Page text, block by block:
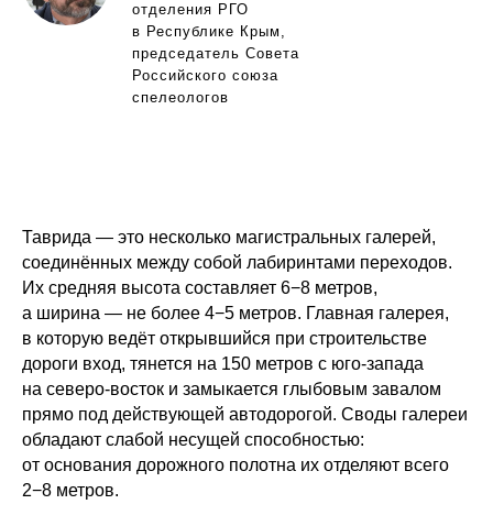
отделения РГО
в Республике Крым,
председатель Совета
Российского союза
спелеологов
Таврида — это несколько магистральных галерей,
соединённых между собой лабиринтами переходов.
Их средняя высота составляет 6−8 метров,
а ширина — не более 4−5 метров. Главная галерея,
в которую ведёт открывшийся при строительстве
дороги вход, тянется на 150 метров с юго-запада
на северо-восток и замыкается глыбовым завалом
прямо под действующей автодорогой. Своды галереи
обладают слабой несущей способностью:
от основания дорожного полотна их отделяют всего
2−8 метров.